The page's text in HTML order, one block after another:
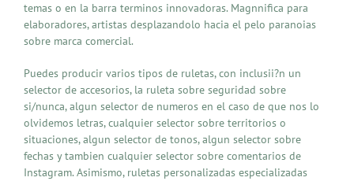
temas o en la barra terminos innovadoras. Magnnifica para
elaboradores, artistas desplazandolo hacia el pelo paranoias
sobre marca comercial.
Puedes producir varios tipos de ruletas, con inclusii?n un
selector de accesorios, la ruleta sobre seguridad sobre
si/nunca, algun selector de numeros en el caso de que nos lo
olvidemos letras, cualquier selector sobre territorios o
situaciones, algun selector de tonos, algun selector sobre
fechas y tambien cualquier selector sobre comentarios de
Instagram. Asimismo, ruletas personalizadas especializadas